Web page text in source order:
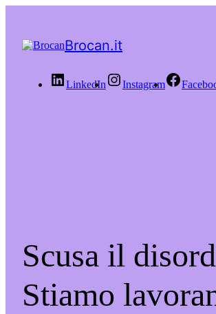
Brocan.it
LinkedIn Instagram
Scusa il
Stiamo